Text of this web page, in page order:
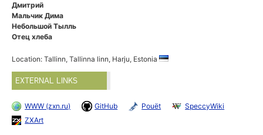
Дмитрий
Мальчик Дима
Небольшой Тылль
Отец хлеба
Location: Tallinn, Tallinna linn, Harju, Estonia
EXTERNAL LINKS
WWW (zxn.ru) GitHub Pouët
SpeccyWiki
ZXArt